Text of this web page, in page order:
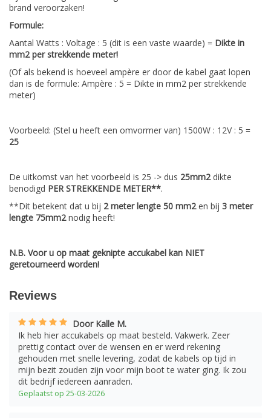
brand veroorzaken!
Formule:
Aantal Watts : Voltage : 5 (dit is een vaste waarde) = Dikte in
mm2 per strekkende meter!
(Of als bekend is hoeveel ampère er door de kabel gaat lopen
dan is de formule: Ampère : 5 = Dikte in mm2 per strekkende
meter)
Voorbeeld: (Stel u heeft een omvormer van) 1500W : 12V : 5 =
25
De uitkomst van het voorbeeld is 25 -> dus 25mm2dikte
benodigd PER STREKKENDE METER**.
**Dit betekent dat u bij 2 meter lengte 50 mm2en bij 3 meter
lengte 75mm2nodig heeft!
N.B. Voor u op maat geknipte accukabel kan NIET
geretourneerd worden!
Reviews
Door Kalle M.
Ik heb hier accukabels op maat besteld. Vakwerk. Zeer
prettig contact over de wensen en er werd rekening
gehouden met snelle levering, zodat de kabels op tijd in
mijn bezit zouden zijn voor mijn boot te water ging. Ik zou
dit bedrijf iedereen aanraden.
Geplaatst op 25-03-2026